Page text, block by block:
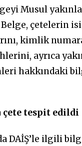
Musul
çetelerin
kimlik
ayrıca
hakkındaki
çete tespit edildi
DAİŞ’le ilgili